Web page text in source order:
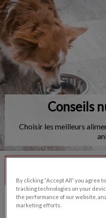
Conseils
Choisir les meilleurs
By clicking “Accept All” you agree
tracking technologies on your
the performance of our website,
marketing efforts.